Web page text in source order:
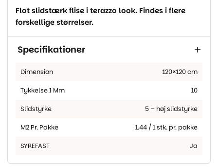
Flot slidstærk flise i terazzo look. Findes i flere
forskellige størrelser.
Specifikationer
Dimension 120×120 cm
Tykkelse I Mm 10
Slidstyrke 5 – høj slidstyrke
M2 Pr. Pakke 1.44 / 1 stk. pr. pakke
SYREFAST Ja